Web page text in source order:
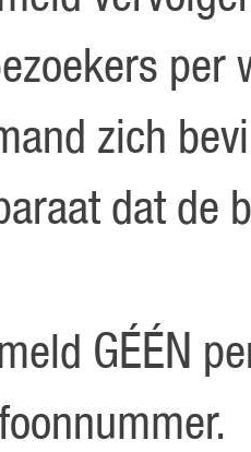
per
zich
dat de
GÉÉN